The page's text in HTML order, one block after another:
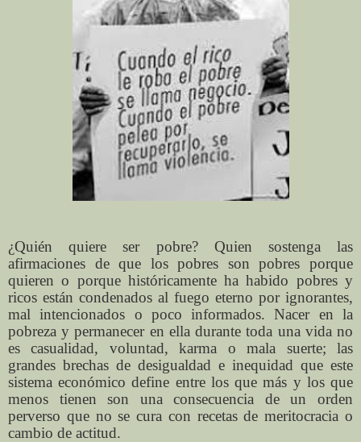
¿Quién quiere ser pobre? Quien sostenga las
afirmaciones de que los pobres son pobres porque
quieren o porque históricamente ha habido pobres y
ricos están condenados al fuego eterno por ignorantes,
mal intencionados o poco informados. Nacer en la
pobreza y permanecer en ella durante toda una vida no
es casualidad, voluntad, karma o mala suerte; las
grandes brechas de desigualdad e inequidad que este
sistema económico define entre los que más y los que
menos tienen son una consecuencia de un orden
perverso que no se cura con recetas de meritocracia o
cambio de actitud.